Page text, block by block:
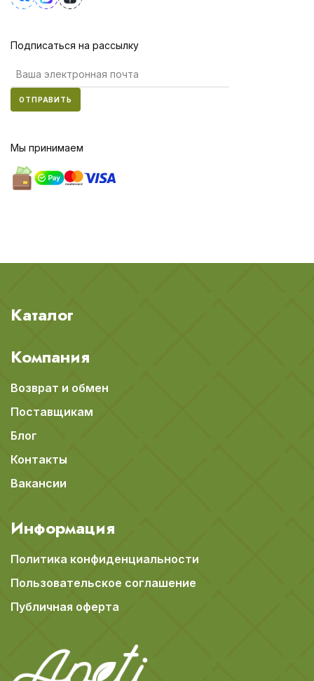
Подписаться на рассылку
ОТПРАВИТЬ
Мы принимаем
Каталог
Компания
Возврат и обмен
Поставщикам
Блог
Контакты
Вакансии
Информация
Политика конфиденциальности
Пользовательское соглашение
Публичная оферта